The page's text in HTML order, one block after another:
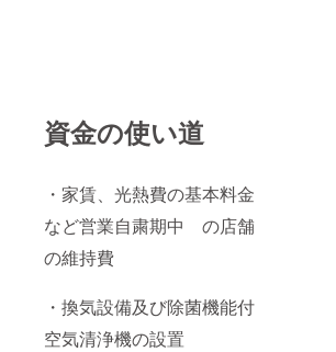
資金の使い道
・家賃、光熱費の基本料金
など営業自粛期中 の店舗
の維持費
・換気設備及び除菌機能付
空気清浄機の設置